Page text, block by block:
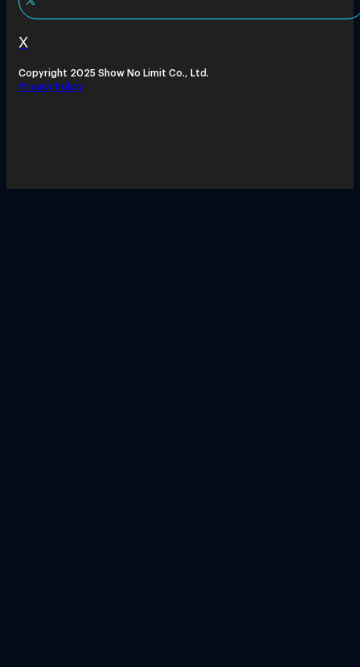
X
Copyright 2025 Show No Limit Co., Ltd.
Privacy Policy